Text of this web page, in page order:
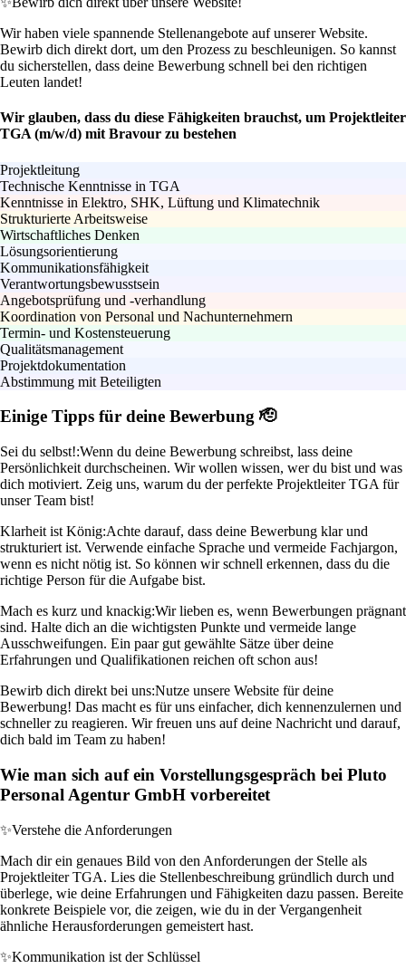
Wir haben viele spannende Stellenangebote auf unserer Website.
Bewirb dich direkt dort, um den Prozess zu beschleunigen. So kannst
du sicherstellen, dass deine Bewerbung schnell bei den richtigen
Leuten landet!
Wir glauben, dass du diese Fähigkeiten brauchst, um Projektleiter
TGA (m/w/d) mit Bravour zu bestehen
Projektleitung
Technische Kenntnisse in TGA
Kenntnisse in Elektro, SHK, Lüftung und Klimatechnik
Strukturierte Arbeitsweise
Wirtschaftliches Denken
Lösungsorientierung
Kommunikationsfähigkeit
Verantwortungsbewusstsein
Angebotsprüfung und -verhandlung
Koordination von Personal und Nachunternehmern
Termin- und Kostensteuerung
Qualitätsmanagement
Projektdokumentation
Abstimmung mit Beteiligten
Einige Tipps für deine Bewerbung 🫡
Sei du selbst!:Wenn du deine Bewerbung schreibst, lass deine
Persönlichkeit durchscheinen. Wir wollen wissen, wer du bist und was
dich motiviert. Zeig uns, warum du der perfekte Projektleiter TGA für
unser Team bist!
Klarheit ist König:Achte darauf, dass deine Bewerbung klar und
strukturiert ist. Verwende einfache Sprache und vermeide Fachjargon,
wenn es nicht nötig ist. So können wir schnell erkennen, dass du die
richtige Person für die Aufgabe bist.
Mach es kurz und knackig:Wir lieben es, wenn Bewerbungen prägnant
sind. Halte dich an die wichtigsten Punkte und vermeide lange
Ausschweifungen. Ein paar gut gewählte Sätze über deine
Erfahrungen und Qualifikationen reichen oft schon aus!
Bewirb dich direkt bei uns:Nutze unsere Website für deine
Bewerbung! Das macht es für uns einfacher, dich kennenzulernen und
schneller zu reagieren. Wir freuen uns auf deine Nachricht und darauf,
dich bald im Team zu haben!
Wie man sich auf ein Vorstellungsgespräch bei Pluto
Personal Agentur GmbH vorbereitet
✨Verstehe die Anforderungen
Mach dir ein genaues Bild von den Anforderungen der Stelle als
Projektleiter TGA. Lies die Stellenbeschreibung gründlich durch und
überlege, wie deine Erfahrungen und Fähigkeiten dazu passen. Bereite
konkrete Beispiele vor, die zeigen, wie du in der Vergangenheit
ähnliche Herausforderungen gemeistert hast.
✨Kommunikation ist der Schlüssel